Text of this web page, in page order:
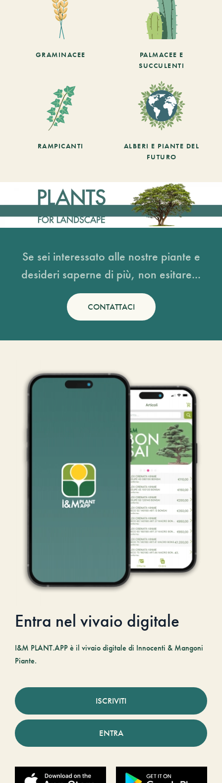
GRAMINACEE
PALMACEE E
SUCCULENTI
RAMPICANTI
ALBERI E PIANTE DEL
FUTURO
Se sei interessato alle nostre piante e
desideri saperne di più, non esitare...
CONTATTACI
Entra nel vivaio digitale
I&M PLANT.APP è il vivaio digitale di Innocenti & Mangoni
Piante.
ISCRIVITI
ENTRA